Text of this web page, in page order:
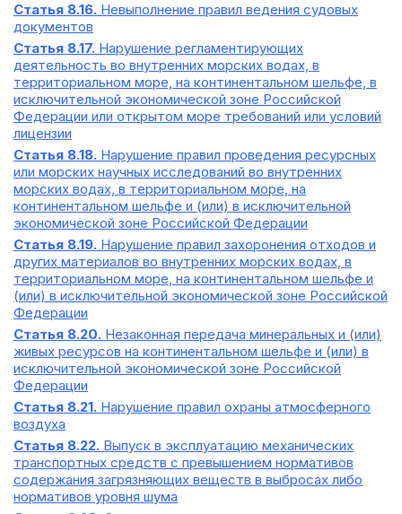
Статья 8.16. Невыполнение правил ведения судовых
документов
Статья 8.17. Нарушение регламентирующих
деятельность во внутренних морских водах, в
территориальном море, на континентальном шельфе, в
исключительной экономической зоне Российской
Федерации или открытом море требований или условий
лицензии
Статья 8.18. Нарушение правил проведения ресурсных
или морских научных исследований во внутренних
морских водах, в территориальном море, на
континентальном шельфе и (или) в исключительной
экономической зоне Российской Федерации
Статья 8.19. Нарушение правил захоронения отходов и
других материалов во внутренних морских водах, в
территориальном море, на континентальном шельфе и
(или) в исключительной экономической зоне Российской
Федерации
Статья 8.20. Незаконная передача минеральных и (или)
живых ресурсов на континентальном шельфе и (или) в
исключительной экономической зоне Российской
Федерации
Статья 8.21. Нарушение правил охраны атмосферного
воздуха
Статья 8.22. Выпуск в эксплуатацию механических
транспортных средств с превышением нормативов
содержания загрязняющих веществ в выбросах либо
нормативов уровня шума